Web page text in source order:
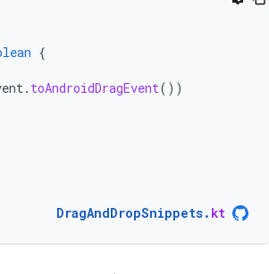
{
. toAndroidDragEvent())
DragAndDropSnippets. kt